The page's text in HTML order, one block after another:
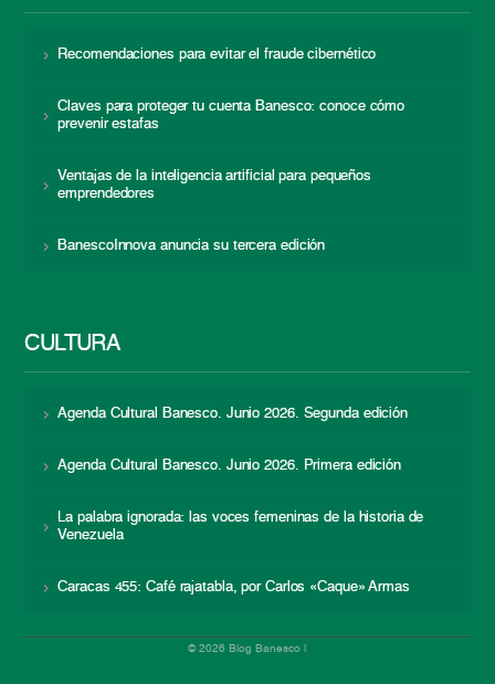
Recomendaciones para evitar el fraude cibernético
Claves para proteger tu cuenta Banesco: conoce cómo
prevenir estafas
Ventajas de la inteligencia artificial para pequeños
emprendedores
BanescoInnova anuncia su tercera edición
CULTURA
Agenda Cultural Banesco. Junio 2026. Segunda edición
Agenda Cultural Banesco. Junio 2026. Primera edición
La palabra ignorada: las voces femeninas de la historia de
Venezuela
Caracas 455: Café rajatabla, por Carlos «Caque» Armas
© 2026 Blog Banesco |